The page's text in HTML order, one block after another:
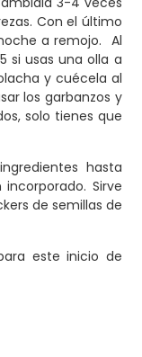
Con el último
a remojo. Al
si usas una olla a
y cuécela al
los garbanzos y
solo tienes que
hasta
Sirve
de semillas de
este inicio de